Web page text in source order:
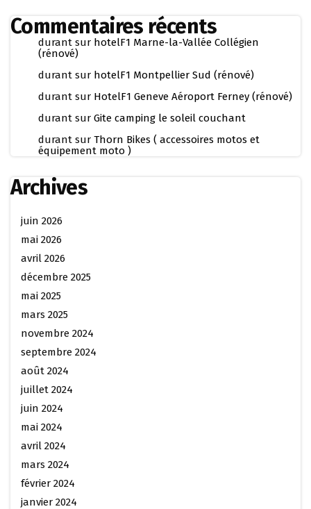
Commentaires récents
durant sur hotelF1 Marne-la-Vallée Collégien
(rénové)
durant sur hotelF1 Montpellier Sud (rénové)
durant sur HotelF1 Geneve Aéroport Ferney (rénové)
durant sur Gite camping le soleil couchant
durant sur Thorn Bikes ( accessoires motos et
équipement moto )
Archives
juin 2026
mai 2026
avril 2026
décembre 2025
mai 2025
mars 2025
novembre 2024
septembre 2024
août 2024
juillet 2024
juin 2024
mai 2024
avril 2024
mars 2024
février 2024
janvier 2024